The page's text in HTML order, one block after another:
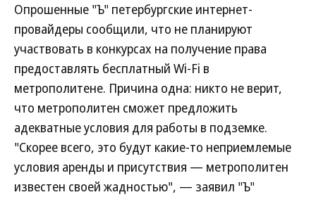
Опрошенные "Ъ" петербургские интернет-
провайдеры сообщили, что не планируют
участвовать в конкурсах на получение права
предоставлять бесплатный Wi-Fi в
метрополитене. Причина одна: никто не верит,
что метрополитен сможет предложить
адекватные условия для работы в подземке.
"Скорее всего, это будут какие-то неприемлемые
условия аренды и присутствия — метрополитен
известен своей жадностью", — заявил "Ъ"